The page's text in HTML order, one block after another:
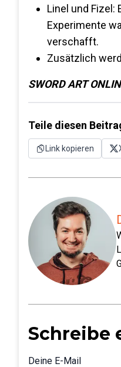
Linel und Fizel:
Experimente
verschafft.
Zusätzlich
SWORD ART
Teile diesen
Link kopieren
Schreibe
Deine E-Mail